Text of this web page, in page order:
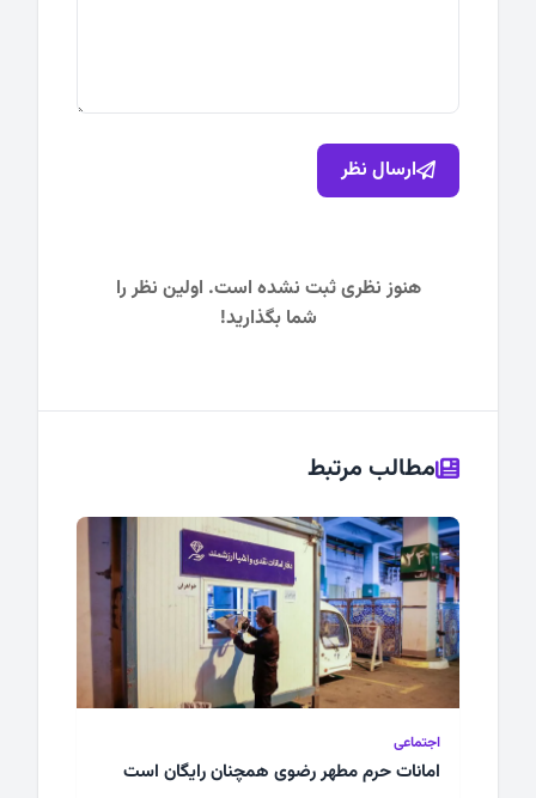
ارسال نظر
هنوز نظری ثبت نشده است. اولین نظر را
شما بگذارید!
مطالب مرتبط
اجتماعی
امانات حرم مطهر رضوی همچنان رایگان است